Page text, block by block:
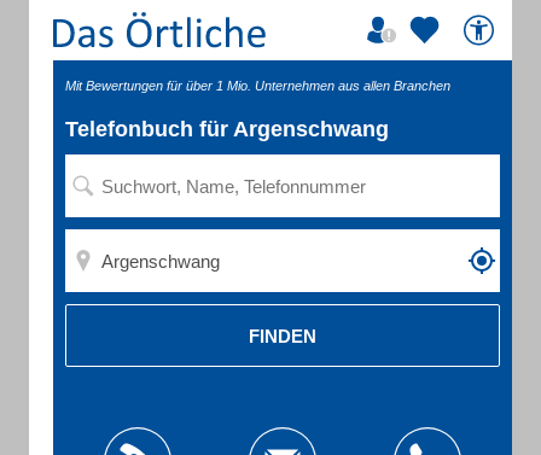
Mit Bewertungen für über 1 Mio. Unternehmen aus allen Branchen
Telefonbuch für Argenschwang
FINDEN